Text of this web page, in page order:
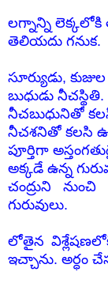
లగ్నాన్ని
తెలియదు గనుక.
సూర్యుడు,
బుధుడు నీచస్థితి.
నీచబుధునితో కలసి
నీచశనితో కలసి
పూర్తిగా
అక్కడే ఉన్న
చంద్రుని
గురువులు.
లోతైన
ఇచ్చాను. అర్ధం